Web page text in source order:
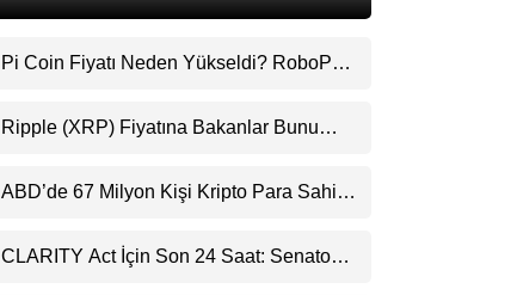
Pinterest
Pi Coin Fiyatı Neden Yükseldi? RoboPay
Destekledi
Ripple (XRP) Fiyatına Bakanlar Bunu
Uyarı
ABD’de 67 Milyon Kişi Kripto Para Sahibi:
CLARITY Act İçin Son 24 Saat: Senato